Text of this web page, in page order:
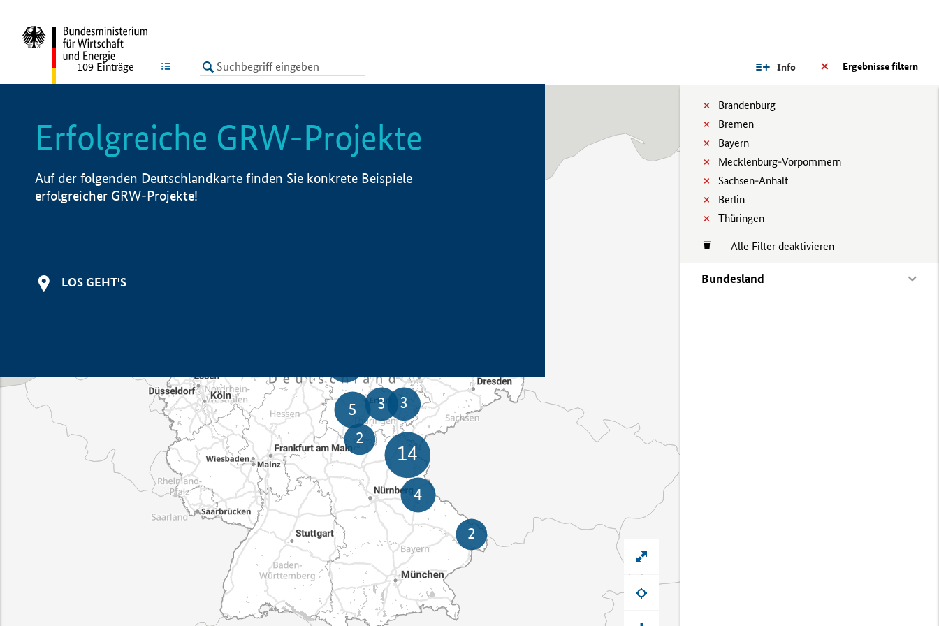
LISTE Ergebnisse filtern
Info
Brandenburg
Bremen
Bayern
Mecklenburg-Vorpommern
Sachsen-Anhalt
Berlin
Thüringen
Alle Filter deaktivieren
Bundesland
109 Einträge
Erfolgreiche GRW-Projekte
Auf der folgenden Deutschlandkarte finden Sie konkrete Beispiele
erfolgreicher GRW-Projekte!
LOS GEHT'S